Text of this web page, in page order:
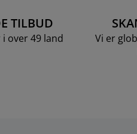
TILBUD
over 49 land
Vi er